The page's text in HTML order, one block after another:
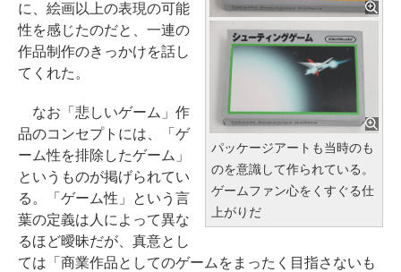
パッケージアートも当時のも
のを意識して作られている。
ゲームファン心をくすぐる仕
上がりだ
に、絵画以上の表現の可能
性を感じたのだと、一連の
作品制作のきっかけを話し
てくれた。
なお「悲しいゲーム」作
品のコンセプトには、「ゲ
ーム性を排除したゲーム」
というものが掲げられてい
る。「ゲーム性」という言
葉の定義は人によって異な
るほど曖昧だが、真意とし
ては「商業作品としてのゲームをまったく目指さないも